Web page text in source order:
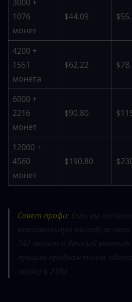
3000 +
1076
монет
$44.09
4200 +
1551
монета
$62.22
6000 +
2216
монет
$90.80
12000 +
4560
монет
$190.80
Совет профи